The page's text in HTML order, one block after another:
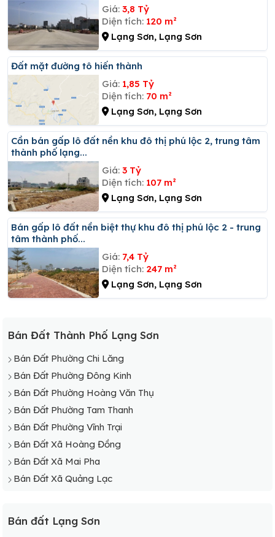
Giá: 3,8 Tỷ
Diện tích: 120 m²
Lạng Sơn, Lạng Sơn
đất mặt đường tô hiến thành
Giá: 1,85 Tỷ
Diện tích: 70 m²
Lạng Sơn, Lạng Sơn
Cần bán gấp lô đất nền khu đô thị phú lộc 2, trung tâm
thành phố lạng...
Giá: 3 Tỷ
Diện tích: 107 m²
Lạng Sơn, Lạng Sơn
Bán gấp lô đất nền biệt thự khu đô thị phú lộc 2 - trung
tâm thành phố...
Giá: 7,4 Tỷ
Diện tích: 247 m²
Lạng Sơn, Lạng Sơn
Bán Đất Thành Phố Lạng Sơn
Bán Đất Phường Chi Lăng
Bán Đất Phường Đông Kinh
Bán Đất Phường Hoàng Văn Thụ
Bán Đất Phường Tam Thanh
Bán Đất Phường Vĩnh Trại
Bán Đất Xã Hoàng Đồng
Bán Đất Xã Mai Pha
Bán Đất Xã Quảng Lạc
Bán đất Lạng Sơn